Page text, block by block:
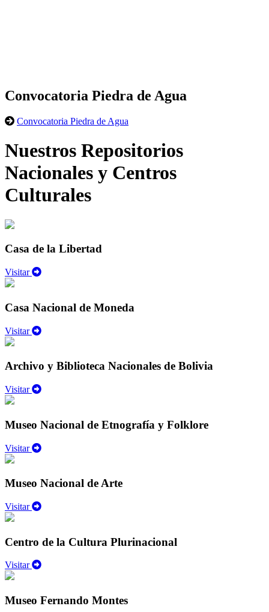
Convocatoria Piedra de Agua
Convocatoria Piedra de Agua
Nuestros Repositorios
Nacionales y Centros
Culturales
Casa de la Libertad
Visitar
Casa Nacional de Moneda
Visitar
Archivo y Biblioteca Nacionales de Bolivia
Visitar
Museo Nacional de Etnografía y Folklore
Visitar
Museo Nacional de Arte
Visitar
Centro de la Cultura Plurinacional
Visitar
Museo Fernando Montes